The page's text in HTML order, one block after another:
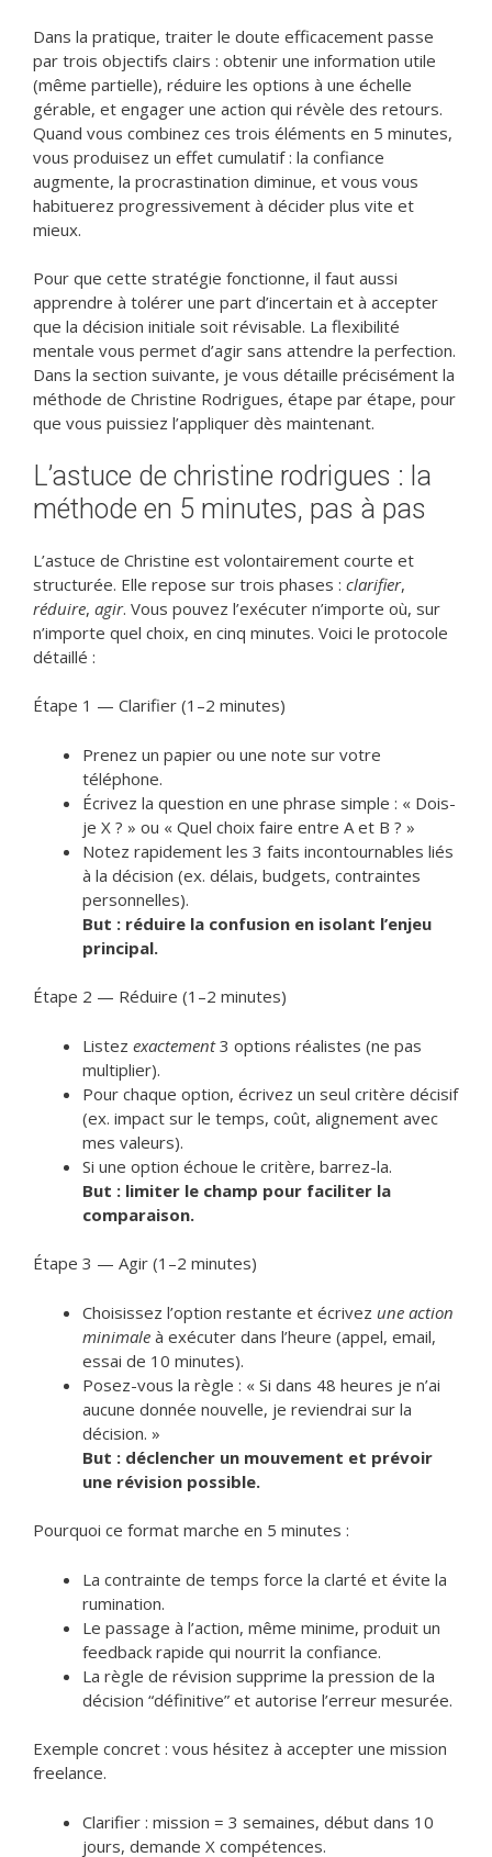
Dans la pratique, traiter le doute efficacement passe
par trois objectifs clairs : obtenir une information utile
(même partielle), réduire les options à une échelle
gérable, et engager une action qui révèle des retours.
Quand vous combinez ces trois éléments en 5 minutes,
vous produisez un effet cumulatif : la confiance
augmente, la procrastination diminue, et vous vous
habituerez progressivement à décider plus vite et
mieux.
Pour que cette stratégie fonctionne, il faut aussi
apprendre à tolérer une part d’incertain et à accepter
que la décision initiale soit révisable. La flexibilité
mentale vous permet d’agir sans attendre la perfection.
Dans la section suivante, je vous détaille précisément la
méthode de Christine Rodrigues, étape par étape, pour
que vous puissiez l’appliquer dès maintenant.
L’astuce de christine rodrigues : la
méthode en 5 minutes, pas à pas
L’astuce de Christine est volontairement courte et
structurée. Elle repose sur trois phases : clarifier,
réduire, agir. Vous pouvez l’exécuter n’importe où, sur
n’importe quel choix, en cinq minutes. Voici le protocole
détaillé :
Étape 1 — Clarifier (1–2 minutes)
Prenez un papier ou une note sur votre
téléphone.
Écrivez la question en une phrase simple : « Dois-
je X ? » ou « Quel choix faire entre A et B ? »
Notez rapidement les 3 faits incontournables liés
à la décision (ex. délais, budgets, contraintes
personnelles).
But : réduire la confusion en isolant l’enjeu
principal.
Étape 2 — Réduire (1–2 minutes)
Listez exactement3 options réalistes (ne pas
multiplier).
Pour chaque option, écrivez un seul critère décisif
(ex. impact sur le temps, coût, alignement avec
mes valeurs).
Si une option échoue le critère, barrez-la.
But : limiter le champ pour faciliter la
comparaison.
Étape 3 — Agir (1–2 minutes)
Choisissez l’option restante et écrivez une action
minimale à exécuter dans l’heure (appel, email,
essai de 10 minutes).
Posez-vous la règle : « Si dans 48 heures je n’ai
aucune donnée nouvelle, je reviendrai sur la
décision. »
But : déclencher un mouvement et prévoir
une révision possible.
Pourquoi ce format marche en 5 minutes :
La contrainte de temps force la clarté et évite la
rumination.
Le passage à l’action, même minime, produit un
feedback rapide qui nourrit la confiance.
La règle de révision supprime la pression de la
décision “définitive” et autorise l’erreur mesurée.
Exemple concret : vous hésitez à accepter une mission
freelance.
Clarifier : mission = 3 semaines, début dans 10
jours, demande X compétences.